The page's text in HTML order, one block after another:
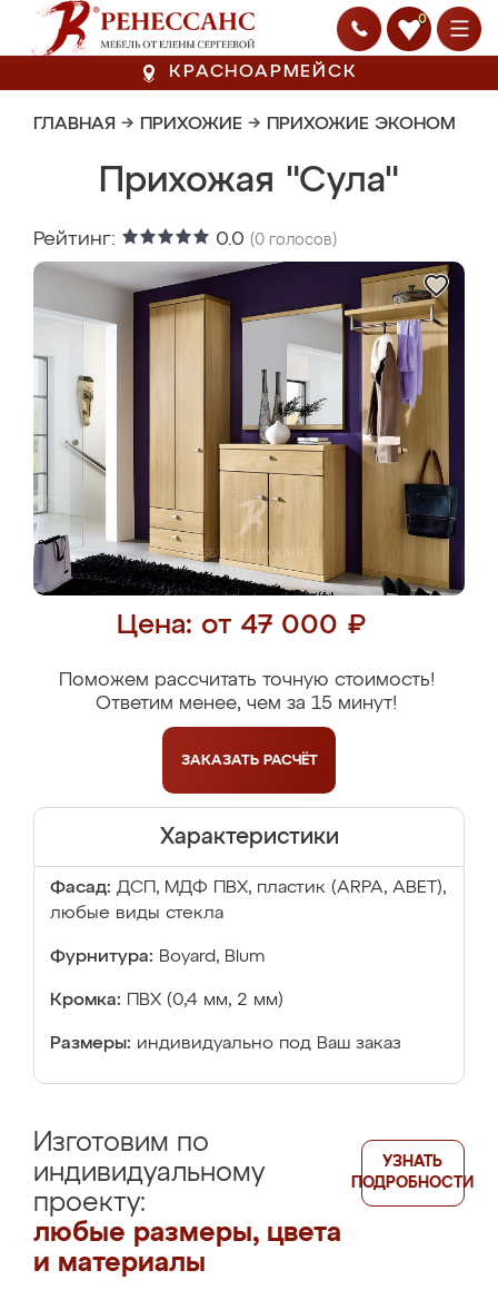
0
КРАСНОАРМЕЙСК
ГЛАВНАЯ → ПРИХОЖИЕ → ПРИХОЖИЕ ЭКОНОМ
Прихожая "Сула"
Рейтинг: 0.0 (0 голосов)
Цена: от 47 000 ₽
Поможем рассчитать точную стоимость!
Ответим менее, чем за 15 минут!
ЗАКАЗАТЬ РАСЧЁТ
Характеристики
Фасад: ДСП, МДФ ПВХ, пластик (ARPA, ABET),
любые виды стекла
Фурнитура: Boyard, Blum
Кромка: ПВХ (0,4 мм, 2 мм)
Размеры: индивидуально под Ваш заказ
Изготовим по
индивидуальному
проекту:
любые размеры, цвета
и материалы
УЗНАТЬ
ПОДРОБНОСТИ